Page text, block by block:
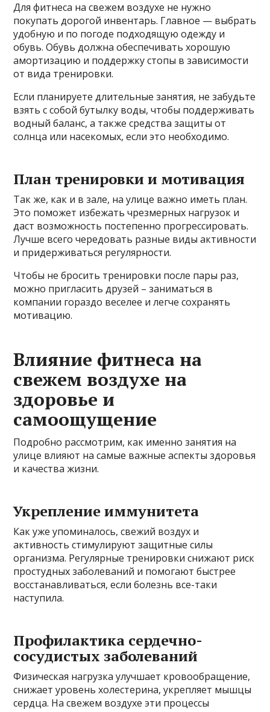
Для фитнеса на свежем воздухе не нужно
покупать дорогой инвентарь. Главное — выбрать
удобную и по погоде подходящую одежду и
обувь. Обувь должна обеспечивать хорошую
амортизацию и поддержку стопы в зависимости
от вида тренировки.
Если планируете длительные занятия, не забудьте
взять с собой бутылку воды, чтобы поддерживать
водный баланс, а также средства защиты от
солнца или насекомых, если это необходимо.
План тренировки и мотивация
Так же, как и в зале, на улице важно иметь план.
Это поможет избежать чрезмерных нагрузок и
даст возможность постепенно прогрессировать.
Лучше всего чередовать разные виды активности
и придерживаться регулярности.
Чтобы не бросить тренировки после пары раз,
можно пригласить друзей – заниматься в
компании гораздо веселее и легче сохранять
мотивацию.
Влияние фитнеса на
свежем воздухе на
здоровье и
самоощущение
Подробно рассмотрим, как именно занятия на
улице влияют на самые важные аспекты здоровья
и качества жизни.
Укрепление иммунитета
Как уже упоминалось, свежий воздух и
активность стимулируют защитные силы
организма. Регулярные тренировки снижают риск
простудных заболеваний и помогают быстрее
восстанавливаться, если болезнь все-таки
наступила.
Профилактика сердечно-
сосудистых заболеваний
Физическая нагрузка улучшает кровообращение,
снижает уровень холестерина, укрепляет мышцы
сердца. На свежем воздухе эти процессы